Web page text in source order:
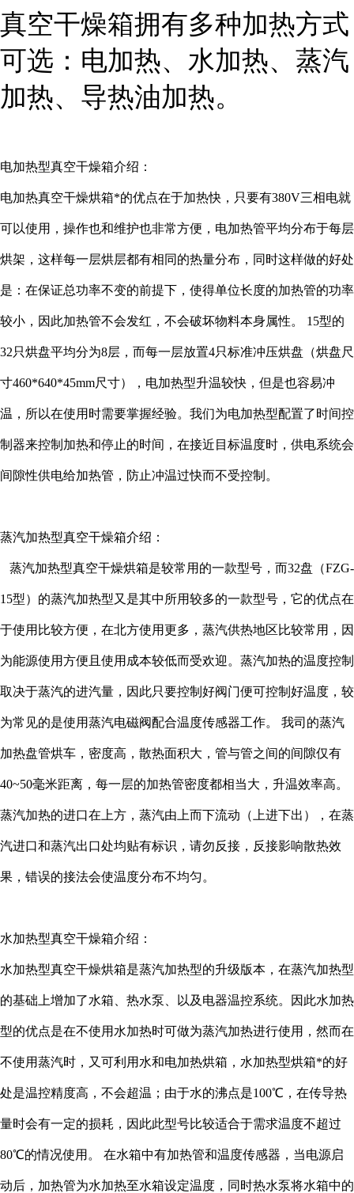
真空干燥箱拥有多种加热方式
可选：电加热、水加热、蒸汽
加热、导热油加热。
电加热型真空干燥箱介绍：
电加热真空干燥烘箱*的优点在于加热快，只要有380V三相电就
可以使用，操作也和维护也非常方便，电加热管平均分布于每层
烘架，这样每一层烘层都有相同的热量分布，同时这样做的好处
是：在保证总功率不变的前提下，使得单位长度的加热管的功率
较小，因此加热管不会发红，不会破坏物料本身属性。 15型的
32只烘盘平均分为8层，而每一层放置4只标准冲压烘盘（烘盘尺
寸460*640*45mm尺寸），电加热型升温较快，但是也容易冲
温，所以在使用时需要掌握经验。我们为电加热型配置了时间控
制器来控制加热和停止的时间，在接近目标温度时，供电系统会
间隙性供电给加热管，防止冲温过快而不受控制。
蒸汽加热型真空干燥箱介绍：
蒸汽加热型真空干燥烘箱是较常用的一款型号，而32盘（FZG-
15型）的蒸汽加热型又是其中所用较多的一款型号，它的优点在
于使用比较方便，在北方使用更多，蒸汽供热地区比较常用，因
为能源使用方便且使用成本较低而受欢迎。蒸汽加热的温度控制
取决于蒸汽的进汽量，因此只要控制好阀门便可控制好温度，较
为常见的是使用蒸汽电磁阀配合温度传感器工作。 我司的蒸汽
加热盘管烘车，密度高，散热面积大，管与管之间的间隙仅有
40~50毫米距离，每一层的加热管密度都相当大，升温效率高。
蒸汽加热的进口在上方，蒸汽由上而下流动（上进下出），在蒸
汽进口和蒸汽出口处均贴有标识，请勿反接，反接影响散热效
果，错误的接法会使温度分布不均匀。
水加热型真空干燥箱介绍：
水加热型真空干燥烘箱是蒸汽加热型的升级版本，在蒸汽加热型
的基础上增加了水箱、热水泵、以及电器温控系统。因此水加热
型的优点是在不使用水加热时可做为蒸汽加热进行使用，然而在
不使用蒸汽时，又可利用水和电加热烘箱，水加热型烘箱*的好
处是温控精度高，不会超温；由于水的沸点是100℃，在传导热
量时会有一定的损耗，因此此型号比较适合于需求温度不超过
80℃的情况使用。 在水箱中有加热管和温度传感器，当电源启
动后，加热管为水加热至水箱设定温度，同时热水泵将水箱中的